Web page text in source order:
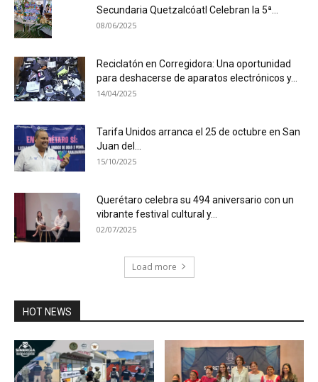
Secundaria Quetzalcóatl Celebran la 5ª...
08/06/2025
Reciclatón en Corregidora: Una oportunidad
para deshacerse de aparatos electrónicos y...
14/04/2025
Tarifa Unidos arranca el 25 de octubre en San
Juan del...
15/10/2025
Querétaro celebra su 494 aniversario con un
vibrante festival cultural y...
02/07/2025
Load more
HOT NEWS